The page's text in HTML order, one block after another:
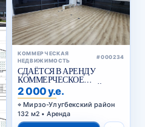
КОММЕРЧЕСКАЯ
НЕДВИЖИМОСТЬ
#000234
СДАЁТСЯ В АРЕНДУ
КОММЕРЧЕСКОЕ
ПОМЕЩЕНИЕ В АКАЙ
СИТИ
2 000 у.е.
Мирзо-Улугбекский район
132 м2 • Аренда